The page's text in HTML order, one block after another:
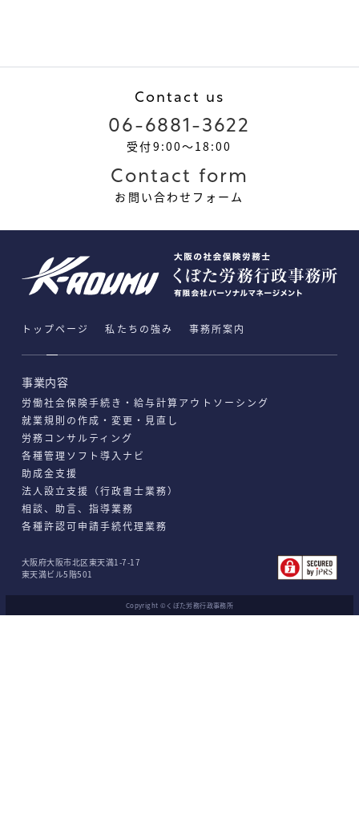
Contact us
06-6881-3622
受付9:00～18:00
Contact form
お問い合わせフォーム
大阪府大阪市北区東天満1-7-17
東天満ビル5階501
トップページ 私たちの強み 事務所案内
事業内容
労働社会保険手続き・給与計算アウトソーシング
就業規則の作成・変更・見直し
労務コンサルティング
各種管理ソフト導入ナビ
助成金支援
法人設立支援（行政書士業務）
相談、助⾔、指導業務
各種許認可申請⼿続代理業務
Copyright ©くぼた労務行政事務所